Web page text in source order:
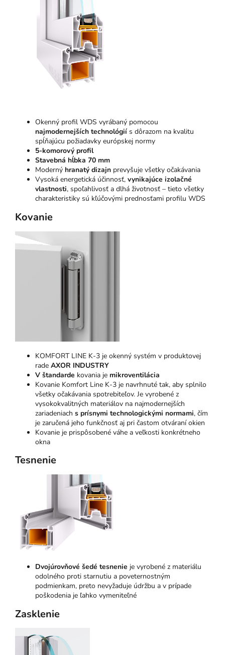
Okenný profil WDS vyrábaný pomocou
najmodernejších technológií s dôrazom na kvalitu
spĺňajúcu požiadavky európskej normy
5-komorový profil
Stavebná hĺbka 70 mm
Moderný hranatý dizajn prevyšuje všetky očakávania
Vysoká energetická účinnosť, vynikajúce izolačné
vlastnosti, spoľahlivosť a dlhá životnosť – tieto všetky
charakteristiky sú kľúčovými prednosťami profilu WDS
Kovanie
KOMFORT LINE K-3 je okenný systém v produktovej
rade AXOR INDUSTRY
V štandarde kovania je mikroventilácia
Kovanie Komfort Line K-3 je navrhnuté tak, aby splnilo
všetky očakávania spotrebiteľov. Je vyrobené z
vysokokvalitných materiálov na najmodernejších
zariadeniach s prísnymi technologickými normami, čím
je zaručená jeho funkčnosť aj pri častom otváraní okien
Kovanie je prispôsobené váhe a veľkosti konkrétneho
okna
Tesnenie
Dvojúrovňové šedé tesnenie je vyrobené z materiálu
odolného proti starnutiu a poveternostným
podmienkam, preto nevyžaduje údržbu a v prípade
poškodenia je ľahko vymeniteľné
Zasklenie